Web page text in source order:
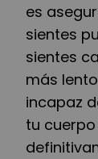
es
sientes
sientes
más
incapaz
tu